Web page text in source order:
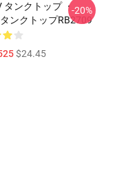
タンクトップ ・
ンクトップRB2709
$24.45
-20%